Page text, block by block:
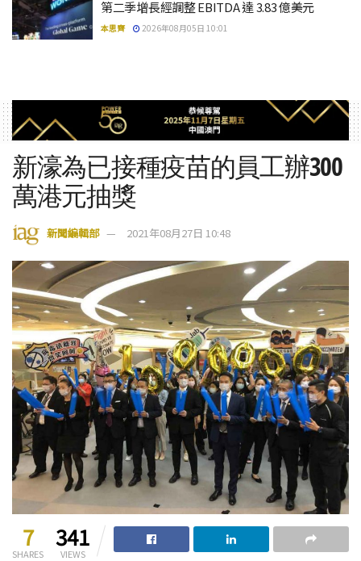
第二季增長經調整 EBITDA 達 3.83 億美元
本思齊 2026年08月05日 10:01
新濠為已接種疫苗的員工辦300
萬港元抽獎
新聞編輯部 2021年08月27日 10:48
7
SHARES
341
VIEWS